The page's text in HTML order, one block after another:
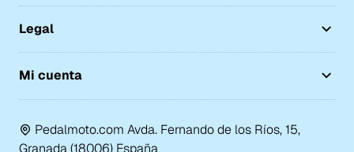
Legal
Mi cuenta
Pedalmoto.com Avda. Fernando de los Ríos, 15,
Granada (18006) España